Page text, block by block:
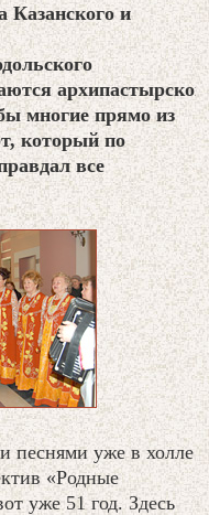
Казанского и
многие прямо из
который по
все
песнями уже в холле
«Родные
уже 51 год. Здесь